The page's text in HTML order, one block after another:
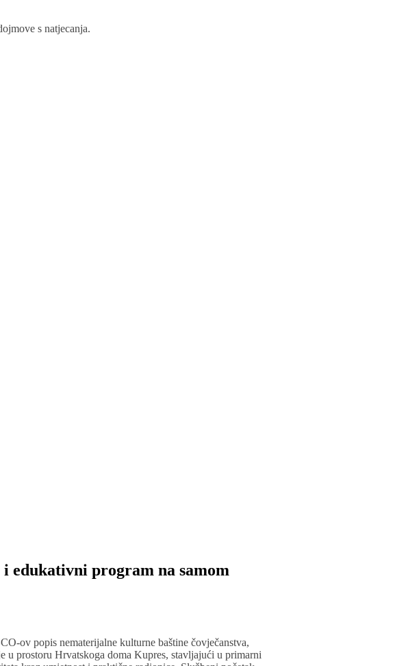
s natjecanja.
edukativni program na samom
ov popis nematerijalne kulturne baštine čovječanstva,
u prostoru Hrvatskoga doma Kupres, stavljajući u primarni